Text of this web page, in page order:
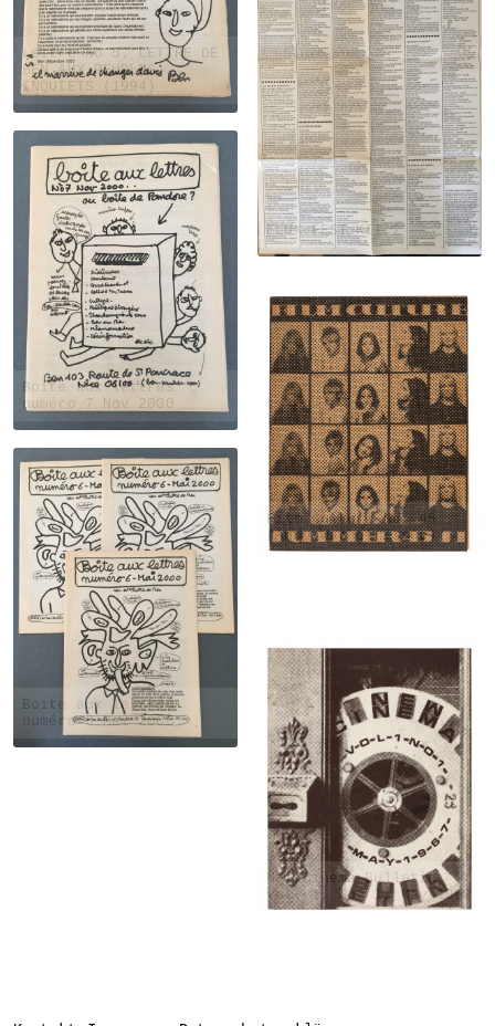
Lettre No 5. LETTRE DE
BEN AUX PEUPLES
INQUIETS (1994)
Boite aux lettres
numéro 7 Nov 2000
Boite aux lettres
numéro 6 Mai 2000
FLUX FEST KIT 2
Film Culture No. 45
(Andy Warhol Issue)
New Cinema Bulletin,
Vol. 1, No. 1, May 1967